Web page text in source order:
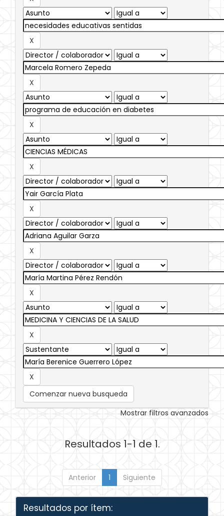
Comenzar nueva busqueda
Mostrar filtros avanzados
Resultados 1-1 de 1.
Anterior 1 Siguiente
Resultados por ítem: